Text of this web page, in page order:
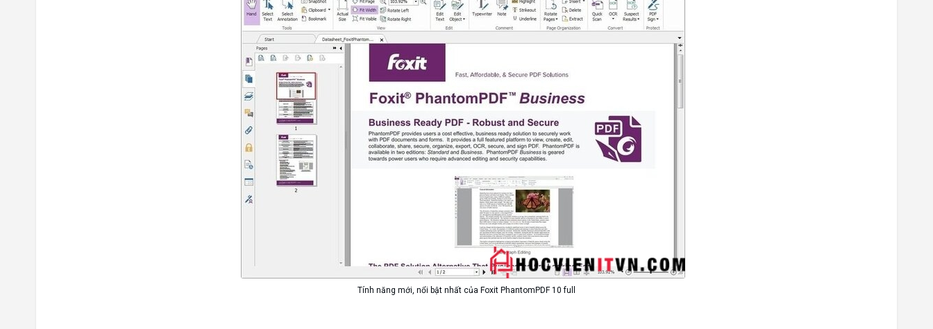
Tính năng mới, nổi bật nhất của Foxit PhantomPDF 10 full